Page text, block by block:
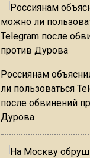
Россиянам
ли пользоваться
после обвинений
Дурова